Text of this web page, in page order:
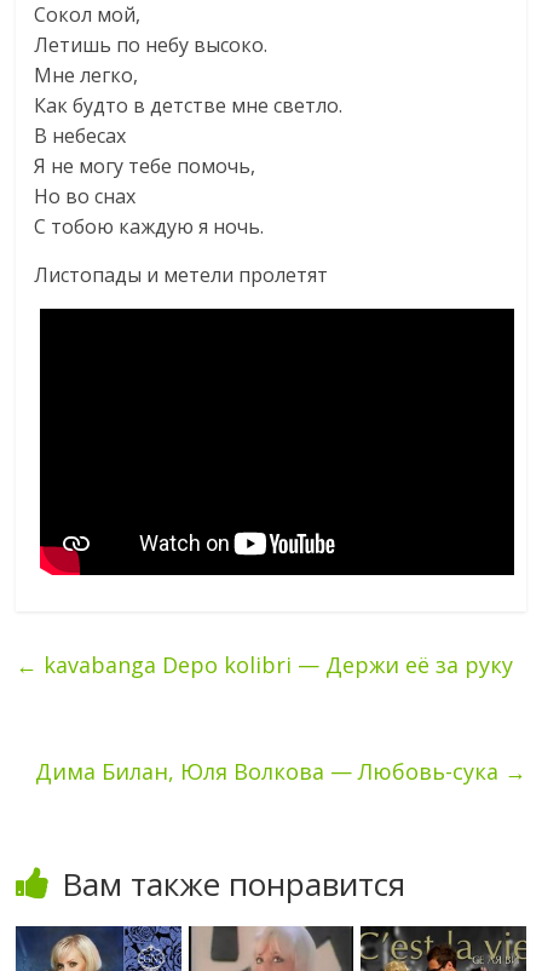
Сокол мой,
Летишь по небу высоко.
Мне легко,
Как будто в детстве мне светло.
В небесах
Я не могу тебе помочь,
Но во снах
С тобою каждую я ночь.
Листопады и метели пролетят
← kavabanga Depo kolibri — Держи её за руку
Дима Билан, Юля Волкова — Любовь-сука →
Вам также понравится